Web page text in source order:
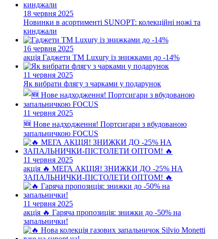
18 червня 2025
Новинки в асортименті SUNOPT: колекційні ножі та
кинджали
16 червня 2025
акція Гаджети ТМ Luxury із знижками до -14%
11 червня 2025
Як вибрати флягу з чарками у подарунок
11 червня 2025
🆕 Нове надходження! Портсигари з вбудованою
запальничкою FOCUS
11 червня 2025
акція 🔥 МЕГА АКЦІЯ! ЗНИЖКИ ДО -25% НА
ЗАПАЛЬНИЧКИ-ПІСТОЛЕТИ ОПТОМ! 🔥
11 червня 2025
акція 🔥 Гаряча пропозиція: знижки до -50% на
запальнички!